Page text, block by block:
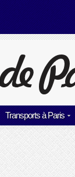
Transports à Paris